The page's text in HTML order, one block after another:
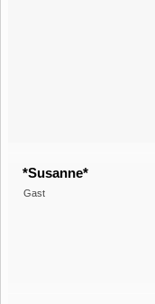
*Susanne*
Gast